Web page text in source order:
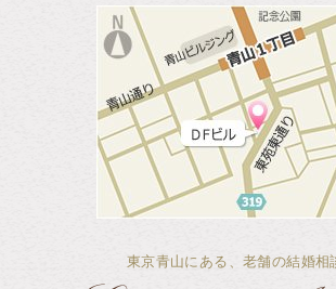
東京青山にある、老舗の結婚相